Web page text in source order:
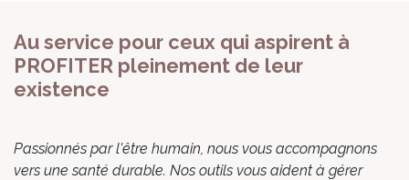
Au service pour ceux qui aspirent à
PROFITER pleinement de leur
existence
Passionnés par l'être humain, nous vous accompagnons
vers une santé durable. Nos outils vous aident à gérer